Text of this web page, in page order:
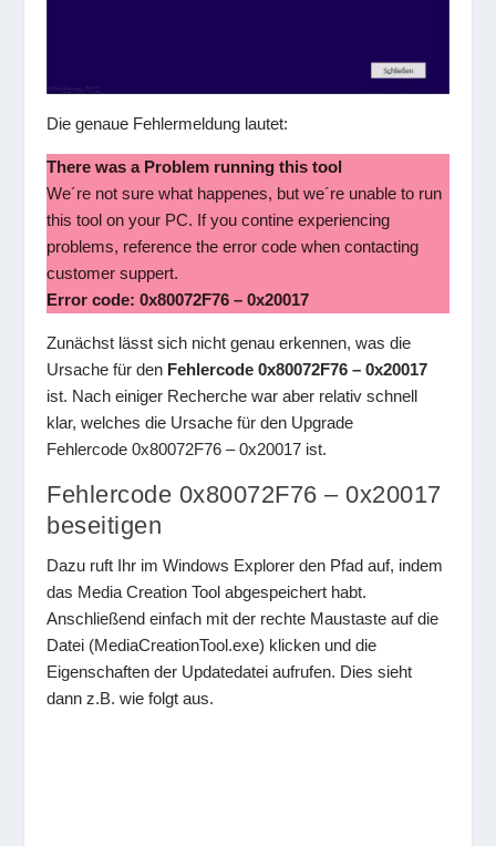
Die genaue Fehlermeldung lautet:
There was a Problem running this tool
We´re not sure what happenes, but we´re unable to run
this tool on your PC. If you contine experiencing
problems, reference the error code when contacting
customer suppert.
Error code: 0x80072F76 – 0x20017
Zunächst lässt sich nicht genau erkennen, was die
Ursache für den Fehlercode 0x80072F76 – 0x20017
ist. Nach einiger Recherche war aber relativ schnell
klar, welches die Ursache für den Upgrade
Fehlercode 0x80072F76 – 0x20017 ist.
Fehlercode 0x80072F76 – 0x20017
beseitigen
Dazu ruft Ihr im Windows Explorer den Pfad auf, indem
das Media Creation Tool abgespeichert habt.
Anschließend einfach mit der rechte Maustaste auf die
Datei (MediaCreationTool.exe) klicken und die
Eigenschaften der Updatedatei aufrufen. Dies sieht
dann z.B. wie folgt aus.